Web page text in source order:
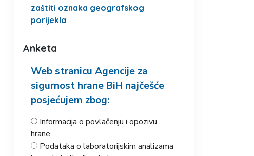
zaštiti oznaka geografskog
porijekla
Anketa
Web stranicu Agencije za
sigurnost hrane BiH najčešće
posjećujem zbog:
Informacija o povlačenju i opozivu
hrane
Podataka o laboratorijskim analizama